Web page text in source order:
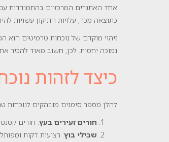
אחד האתגרים המרכזיים בהתמודדות
כתוצאה מכך, עלויות התיקון עשויות
זיהוי מוקדם של נוכחות טרמיטים הוא
נמוכה יחסית. לכן, חשוב מאוד להכיר
כיצד לזהות
להלן מספר סימנים מובהקים לנוכחות
חורים זעירים בעץ: חורים
שבילי בוץ: רצועות דקות